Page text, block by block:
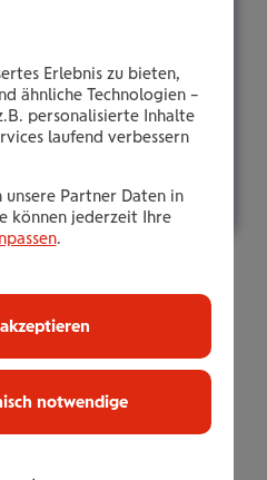
sichern Sie
ab. Online oder
persönlicher
damit Sie genau
Erlebnis zu bieten,
ähnliche Technologien –
personalisierte Inhalte
laufend verbessern
Partner Daten in
können jederzeit Ihre
.
notwendige